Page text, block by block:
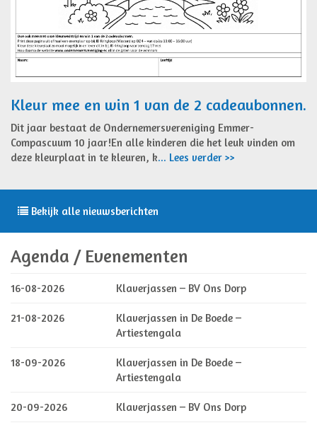
Kleur mee en win 1 van de 2 cadeaubonnen.
Dit jaar bestaat de Ondernemersvereniging Emmer-
Compascuum 10 jaar!En alle kinderen die het leuk vinden om
deze kleurplaat in te kleuren, k... Lees verder >>
Bekijk alle nieuwsberichten
Agenda / Evenementen
16-08-2026 Klaverjassen – BV Ons Dorp
21-08-2026
Klaverjassen in De Boede –
Artiestengala
18-09-2026
Klaverjassen in De Boede –
Artiestengala
20-09-2026 Klaverjassen – BV Ons Dorp